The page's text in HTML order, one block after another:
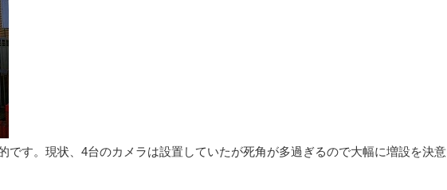
です。現状、4台のカメラは設置していたが死角が多過ぎるので大幅に増設を決意